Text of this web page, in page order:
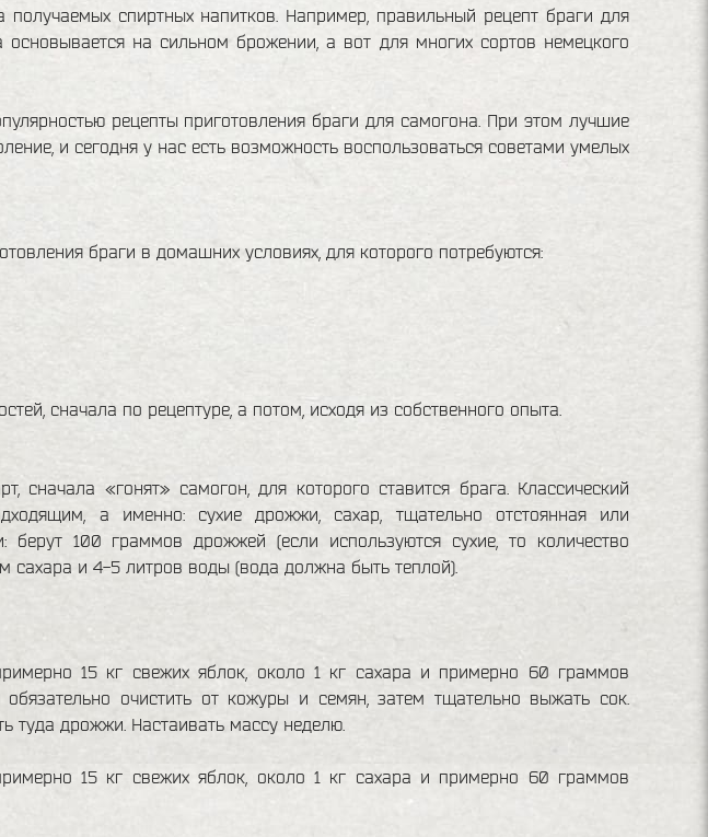
получаемых спиртных напитков. Например, правильный рецепт браги для
основывается на сильном брожении, а вот для многих сортов немецкого
рецепты приготовления браги для самогона. При этом лучшие
и сегодня у нас есть возможность воспользоваться советами умелых
браги в домашних условиях, для которого потребуются:
сначала по рецептуре, а потом, исходя из собственного опыта.
сначала «гонят» самогон, для которого ставится брага. Классический
а именно: сухие дрожжи, сахар, тщательно отстоянная или
берут 100 граммов дрожжей (если используются сухие, то количество
и 4-5 литров воды (вода должна быть теплой).
15 кг свежих яблок, около 1 кг сахара и примерно 60 граммов
очистить от кожуры и семян, затем тщательно выжать сок.
туда дрожжи. Настаивать массу неделю.
15 кг свежих яблок, около 1 кг сахара и примерно 60 граммов